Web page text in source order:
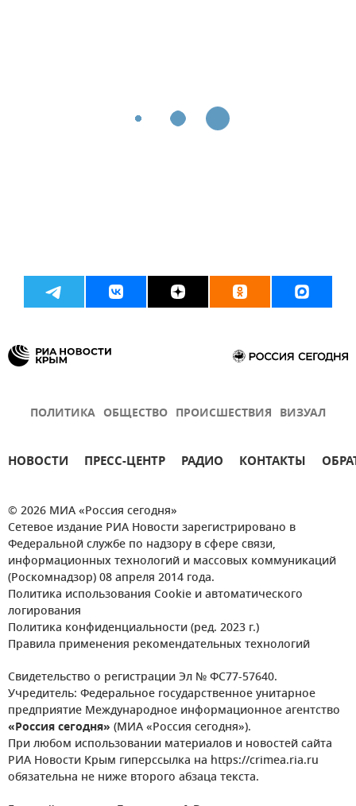
ПОЛИТИКА ОБЩЕСТВО ПРОИСШЕСТВИЯ ВИЗУАЛ
НОВОСТИ ПРЕСС-ЦЕНТР РАДИО КОНТАКТЫ
© 2026 МИА «Россия сегодня»
Сетевое издание РИА Новости зарегистрировано в
Федеральной службе по надзору в сфере связи,
информационных технологий и массовых коммуникаций
(Роскомнадзор) 08 апреля 2014 года.
Политика использования Cookie и автоматического
логирования
Политика конфиденциальности (ред. 2023 г.)
Правила применения рекомендательных технологий
Свидетельство о регистрации Эл № ФС77-57640.
Учредитель: Федеральное государственное унитарное
предприятие Международное информационное агентство
«Россия сегодня» (МИА «Россия сегодня»).
При любом использовании материалов и новостей сайта
РИА Новости Крым гиперссылка на https://crimea.ria.ru
обязательна не ниже второго абзаца текста.